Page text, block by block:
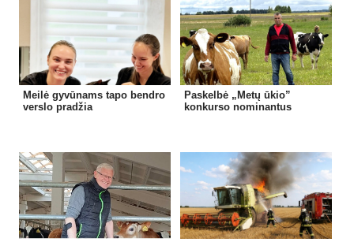
Meilė gyvūnams tapo bendro
verslo pradžia
Paskelbė „Metų ūkio”
konkurso nominantus